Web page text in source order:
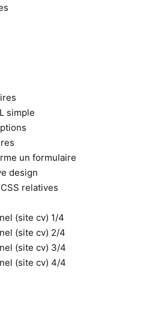
simple
un formulaire
design
relatives
(site cv) 1/4
(site cv) 2/4
(site cv) 3/4
(site cv) 4/4